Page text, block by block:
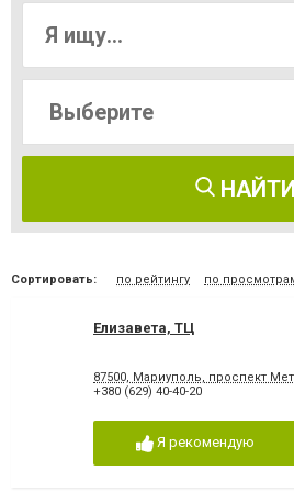
НАЙТИ
Сортировать: по рейтингу по
Елизавета, ТЦ
87500, Мариуполь, проспект
+380 (629) 40-40-20
Я рекомендую